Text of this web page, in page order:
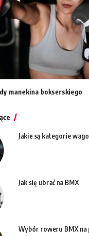
manekina bokserskiego
Jakie są kategorie
Jak się ubrać na BMX
Wybór roweru BMX na